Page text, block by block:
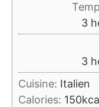
3
3
Cuisine: Italien
Calories: 150